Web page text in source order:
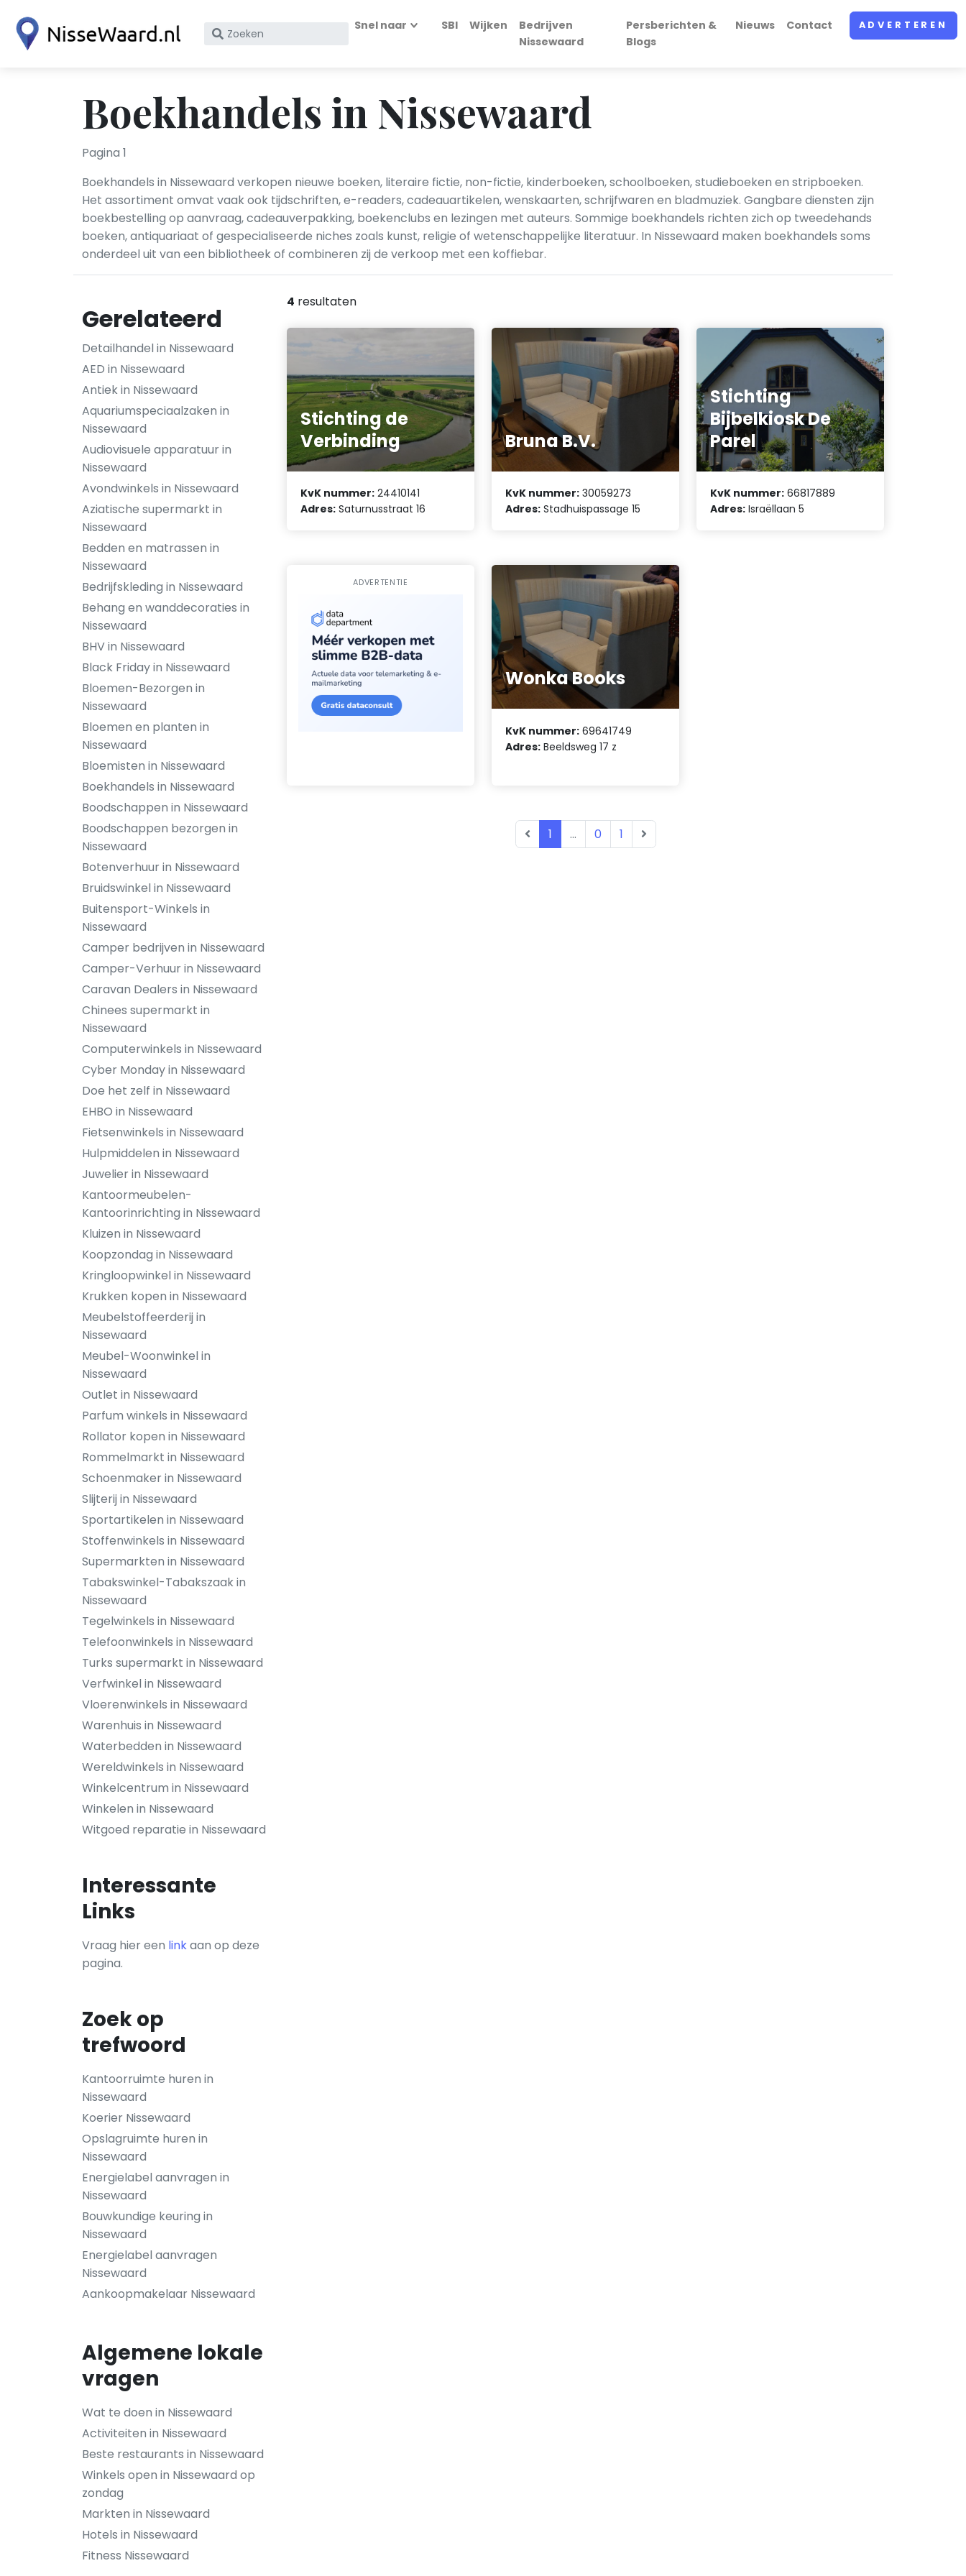
Zoek
KvK
nummer
Snel naar SBI Wijken
Bedrijven
Nissewaard
Persberichten &
Blogs
Nieuws Contact ADVERTEREN
Boekhandels in Nissewaard
Pagina 1
Boekhandels in Nissewaard verkopen nieuwe boeken, literaire fictie, non-fictie, kinderboeken, schoolboeken, studieboeken en stripboeken.
Het assortiment omvat vaak ook tijdschriften, e-readers, cadeauartikelen, wenskaarten, schrijfwaren en bladmuziek. Gangbare diensten zijn
boekbestelling op aanvraag, cadeauverpakking, boekenclubs en lezingen met auteurs. Sommige boekhandels richten zich op tweedehands
boeken, antiquariaat of gespecialiseerde niches zoals kunst, religie of wetenschappelijke literatuur. In Nissewaard maken boekhandels soms
onderdeel uit van een bibliotheek of combineren zij de verkoop met een koffiebar.
Gerelateerd
Detailhandel in Nissewaard
AED in Nissewaard
Antiek in Nissewaard
Aquariumspeciaalzaken in
Nissewaard
Audiovisuele apparatuur in
Nissewaard
Avondwinkels in Nissewaard
Aziatische supermarkt in
Nissewaard
Bedden en matrassen in
Nissewaard
Bedrijfskleding in Nissewaard
Behang en wanddecoraties in
Nissewaard
BHV in Nissewaard
Black Friday in Nissewaard
Bloemen-Bezorgen in
Nissewaard
Bloemen en planten in
Nissewaard
Bloemisten in Nissewaard
Boekhandels in Nissewaard
Boodschappen in Nissewaard
Boodschappen bezorgen in
Nissewaard
Botenverhuur in Nissewaard
Bruidswinkel in Nissewaard
Buitensport-Winkels in
Nissewaard
Camper bedrijven in Nissewaard
Camper-Verhuur in Nissewaard
Caravan Dealers in Nissewaard
Chinees supermarkt in
Nissewaard
Computerwinkels in Nissewaard
Cyber Monday in Nissewaard
Doe het zelf in Nissewaard
EHBO in Nissewaard
Fietsenwinkels in Nissewaard
Hulpmiddelen in Nissewaard
Juwelier in Nissewaard
Kantoormeubelen-
Kantoorinrichting in Nissewaard
Kluizen in Nissewaard
Koopzondag in Nissewaard
Kringloopwinkel in Nissewaard
Krukken kopen in Nissewaard
Meubelstoffeerderij in
Nissewaard
Meubel-Woonwinkel in
Nissewaard
Outlet in Nissewaard
Parfum winkels in Nissewaard
Rollator kopen in Nissewaard
Rommelmarkt in Nissewaard
Schoenmaker in Nissewaard
Slijterij in Nissewaard
Sportartikelen in Nissewaard
Stoffenwinkels in Nissewaard
Supermarkten in Nissewaard
Tabakswinkel-Tabakszaak in
Nissewaard
Tegelwinkels in Nissewaard
Telefoonwinkels in Nissewaard
Turks supermarkt in Nissewaard
Verfwinkel in Nissewaard
Vloerenwinkels in Nissewaard
Warenhuis in Nissewaard
Waterbedden in Nissewaard
Wereldwinkels in Nissewaard
Winkelcentrum in Nissewaard
Winkelen in Nissewaard
Witgoed reparatie in Nissewaard
Interessante
Links
Vraag hier een linkaan op deze
pagina.
Zoek op
trefwoord
Kantoorruimte huren in
Nissewaard
Koerier Nissewaard
Opslagruimte huren in
Nissewaard
Energielabel aanvragen in
Nissewaard
Bouwkundige keuring in
Nissewaard
Energielabel aanvragen
Nissewaard
Aankoopmakelaar Nissewaard
Algemene lokale
vragen
Wat te doen in Nissewaard
Activiteiten in Nissewaard
Beste restaurants in Nissewaard
Winkels open in Nissewaard op
zondag
Markten in Nissewaard
Hotels in Nissewaard
Fitness Nissewaard
4 resultaten
Stichting de
Verbinding
KvK nummer: 24410141
Adres: Saturnusstraat 16
Bruna B.V.
KvK nummer: 30059273
Adres: Stadhuispassage 15
Stichting
Bijbelkiosk De
Parel
KvK nummer: 66817889
Adres: Israëllaan 5
ADVERTENTIE
Wonka Books
KvK nummer: 69641749
Adres: Beeldsweg 17 z
1 ... 0 1